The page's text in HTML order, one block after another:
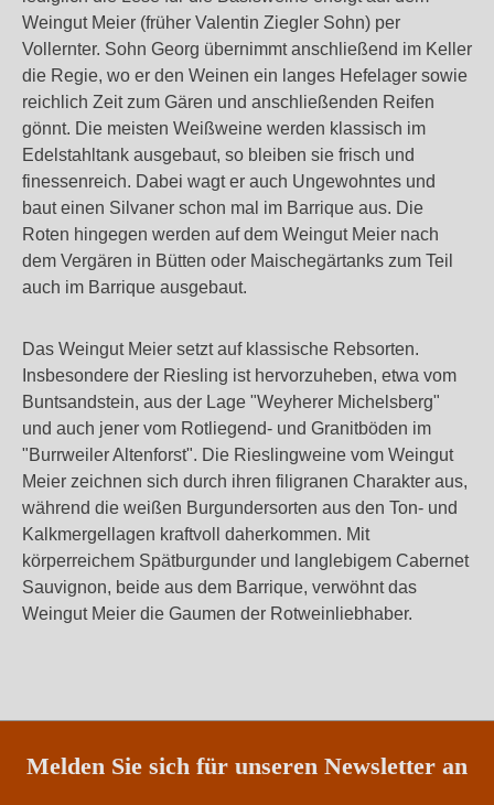
Weingut Meier (früher Valentin Ziegler Sohn) per
Vollernter. Sohn Georg übernimmt anschließend im Keller
die Regie, wo er den Weinen ein langes Hefelager sowie
reichlich Zeit zum Gären und anschließenden Reifen
gönnt. Die meisten Weißweine werden klassisch im
Edelstahltank ausgebaut, so bleiben sie frisch und
finessenreich. Dabei wagt er auch Ungewohntes und
baut einen Silvaner schon mal im Barrique aus. Die
Roten hingegen werden auf dem Weingut Meier nach
dem Vergären in Bütten oder Maischegärtanks zum Teil
auch im Barrique ausgebaut.
Das Weingut Meier setzt auf klassische Rebsorten.
Insbesondere der Riesling ist hervorzuheben, etwa vom
Buntsandstein, aus der Lage "Weyherer Michelsberg"
und auch jener vom Rotliegend- und Granitböden im
"Burrweiler Altenforst". Die Rieslingweine vom Weingut
Meier zeichnen sich durch ihren filigranen Charakter aus,
während die weißen Burgundersorten aus den Ton- und
Kalkmergellagen kraftvoll daherkommen. Mit
körperreichem Spätburgunder und langlebigem Cabernet
Sauvignon, beide aus dem Barrique, verwöhnt das
Weingut Meier die Gaumen der Rotweinliebhaber.
Melden Sie sich für unseren Newsletter an